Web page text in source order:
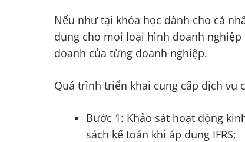
Nếu như tại khóa học dành cho cá
dụng cho mọi loại hình doanh
doanh của từng doanh nghiệp.
Quá trình triển khai cung cấp dịch vụ
Bước 1: Khảo sát hoạt động
sách kế toán khi áp dụng IFRS;